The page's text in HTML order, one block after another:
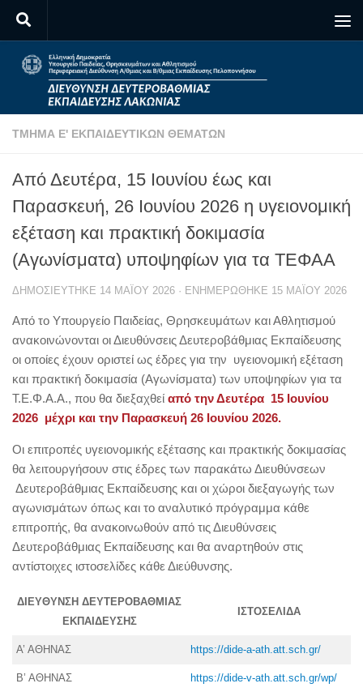
Skip to content
ΤΜΉΜΑ Ε' ΕΚΠΑΙΔΕΥΤΙΚΏΝ ΘΕΜΆΤΩΝ
Από Δευτέρα, 15 Ιουνίου έως και
Παρασκευή, 26 Ιουνίου 2026 η υγειονομική
εξέταση και πρακτική δοκιμασία
(Αγωνίσματα) υποψηφίων για τα ΤΕΦΑΑ
ΔΗΜΟΣΙΕΎΤΗΚΕ 14 ΜΑΪ́ΟΥ 2026 · ΕΝΗΜΕΡΏΘΗΚΕ 15 ΜΑΪ́ΟΥ 2026
Από το Υπουργείο Παιδείας, Θρησκευμάτων και Αθλητισμού
ανακοινώνονται οι Διευθύνσεις Δευτεροβάθμιας Εκπαίδευσης
οι οποίες έχουν οριστεί ως έδρες για την υγειονομική εξέταση
και πρακτική δοκιμασία (Αγωνίσματα) των υποψηφίων για τα
Τ.Ε.Φ.Α.Α., που θα διεξαχθεί από την Δευτέρα 15 Ιουνίου
2026 μέχρι και την Παρασκευή 26 Ιουνίου 2026.
Οι επιτροπές υγειονομικής εξέτασης και πρακτικής δοκιμασίας
θα λειτουργήσουν στις έδρες των παρακάτω Διευθύνσεων
Δευτεροβάθμιας Εκπαίδευσης και οι χώροι διεξαγωγής των
αγωνισμάτων όπως και το αναλυτικό πρόγραμμα κάθε
επιτροπής, θα ανακοινωθούν από τις Διευθύνσεις
Δευτεροβάθμιας Εκπαίδευσης και θα αναρτηθούν στις
αντίστοιχες ιστοσελίδες κάθε Διεύθυνσης.
ΔΙΕΥΘΥΝΣΗ ΔΕΥΤΕΡΟΒΑΘΜΙΑΣ
ΕΚΠΑΙΔΕΥΣΗΣ
ΙΣΤΟΣΕΛΙΔΑ
Α’ ΑΘΗΝΑΣ https://dide-a-ath.att.sch.gr/
Β’ ΑΘΗΝΑΣ https://dide-v-ath.att.sch.gr/wp/